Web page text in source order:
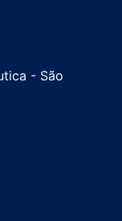
- São